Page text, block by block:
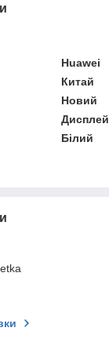
Huawei
Китай
Новий
Дисплей
Білий